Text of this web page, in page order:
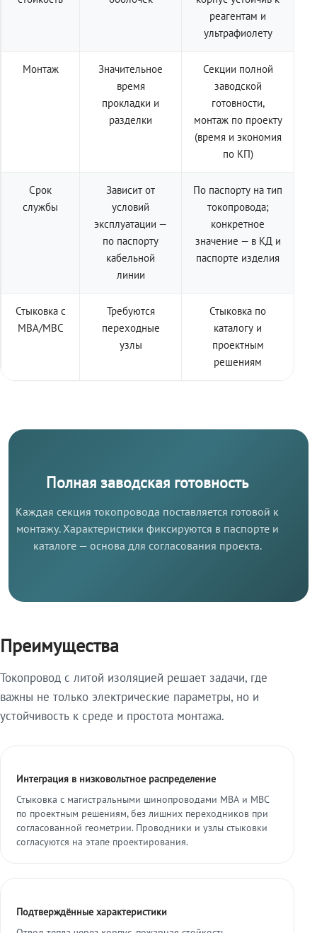
реагентам и
ультрафиолету
Монтаж
Значительное
время
прокладки и
разделки
Секции полной
заводской
готовности,
монтаж по проекту
(время и экономия
по КП)
Срок
службы
Зависит от
условий
эксплуатации —
по паспорту
кабельной
линии
По паспорту на тип
токопровода;
конкретное
значение — в КД и
паспорте изделия
Стыковка с
МВА/МВС
Требуются
переходные
узлы
Стыковка по
каталогу и
проектным
решениям
Полная заводская готовность
Каждая секция токопровода поставляется готовой к
монтажу. Характеристики фиксируются в паспорте и
каталоге — основа для согласования проекта.
Преимущества
Токопровод с литой изоляцией решает задачи, где
важны не только электрические параметры, но и
устойчивость к среде и простота монтажа.
Интеграция в низковольтное распределение
Стыковка с магистральными шинопроводами МВА и МВС
по проектным решениям, без лишних переходников при
согласованной геометрии. Проводники и узлы стыковки
согласуются на этапе проектирования.
Подтверждённые характеристики